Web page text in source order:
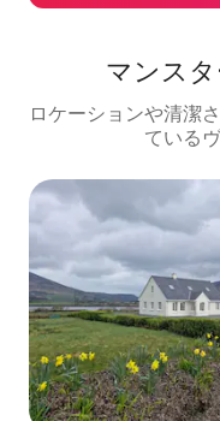
マンス
ロケーションや清潔
ている